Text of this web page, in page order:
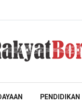
PENDIDIKAN